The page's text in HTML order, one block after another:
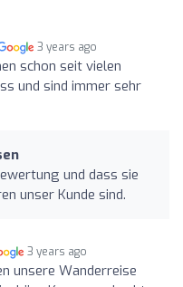
3 years ago
schon seit vielen
und sind immer sehr
und dass sie
unser Kunde sind.
3 years ago
unsere Wanderreise